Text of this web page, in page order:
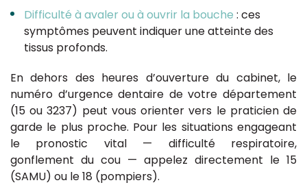
Difficulté à avaler ou à ouvrir la bouche : ces
symptômes peuvent indiquer une atteinte des
tissus profonds.
En dehors des heures d’ouverture du cabinet, le
numéro d’urgence dentaire de votre département
(15 ou 3237) peut vous orienter vers le praticien de
garde le plus proche. Pour les situations engageant
le pronostic vital — difficulté respiratoire,
gonflement du cou — appelez directement le 15
(SAMU) ou le 18 (pompiers).